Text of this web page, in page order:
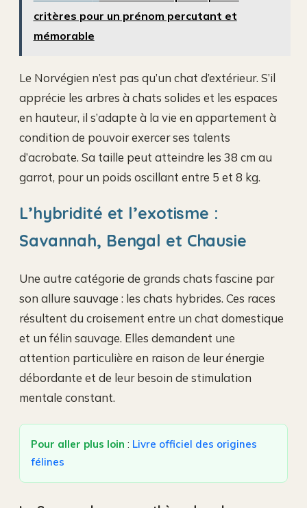
critères pour un prénom percutant et
mémorable
Le Norvégien n’est pas qu’un chat d’extérieur. S’il
apprécie les arbres à chats solides et les espaces
en hauteur, il s’adapte à la vie en appartement à
condition de pouvoir exercer ses talents
d’acrobate. Sa taille peut atteindre les 38 cm au
garrot, pour un poids oscillant entre 5 et 8 kg.
L’hybridité et l’exotisme :
Savannah, Bengal et Chausie
Une autre catégorie de grands chats fascine par
son allure sauvage : les chats hybrides. Ces races
résultent du croisement entre un chat domestique
et un félin sauvage. Elles demandent une
attention particulière en raison de leur énergie
débordante et de leur besoin de stimulation
mentale constant.
Pour aller plus loin : Livre officiel des origines
félines